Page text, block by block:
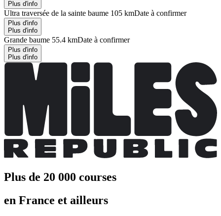
Plus d'info
Ultra traversée de la sainte baume 105 kmDate à confirmer
Plus d'info
Plus d'info
Grande baume 55.4 kmDate à confirmer
Plus d'info
Plus d'info
Plus de 20 000 courses
en France et ailleurs